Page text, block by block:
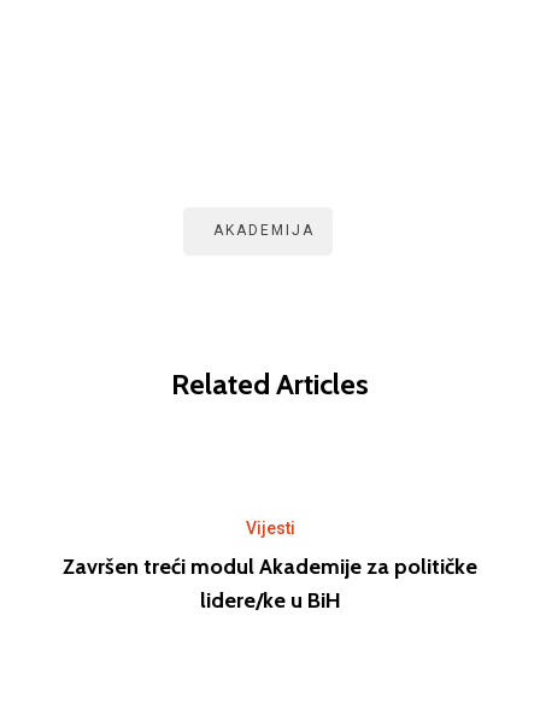
AKADEMIJA
Related Articles
Vijesti
Završen treći modul Akademije za političke
lidere/ke u BiH